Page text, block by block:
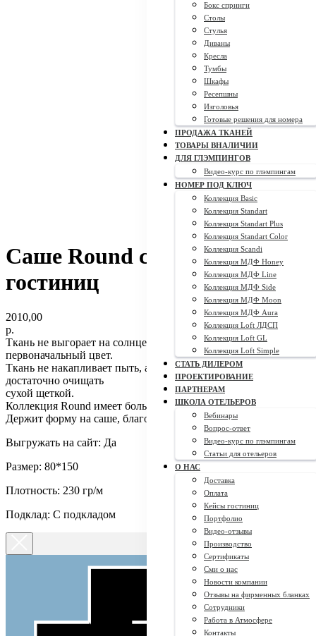
Бокс спринги
Столы
Стулья
Диваны
Кресла
Тумбы
Шкафы
Ресепшны
Изголовья
Готовые решения для номера
ПРОДАЖА ТКАНЕЙ
ТОВАРЫ ВНАЛИЧИИ
ДЛЯ ГЛЭМПИНГОВ
Видео-курс по глэмпингам
НОМЕР ПОД КЛЮЧ
Коллекция Basic
Коллекция Standart
Коллекция Standart Plus
Коллекция Standart Color
Коллекция Scandi
Коллекция МДФ Honey
Коллекция МДФ Line
Коллекция МДФ Side
Коллекция МДФ Moon
Коллекция МДФ Aura
Коллекция Loft ЛДСП
Коллекция Loft GL
Коллекция Loft Simple
СТАТЬ ДИЛЕРОМ
ПРОЕКТИРОВАНИЕ
ПАРТНЕРАМ
ШКОЛА ОТЕЛЬЕРОВ
Вебинары
Вопрос-ответ
Видео-курс по глэмпингам
Статьи для отельеров
О НАС
Доставка
Оплата
Кейсы гостиниц
Портфолио
Видео-отзывы
Производство
Сертификаты
Сми о нас
Новости компании
Отзывы на фирменных бланках
Сотрудники
Работа в Атмосфере
Контакты
Саше Round с подкладом для
гостиниц
2010,00
р.
Ткань не выгорает на солнце, а значит дольше сохранит свой
первоначальный цвет.
Ткань не накапливает пыть, а значит за ней легко ухаживать,
достаточно очищать
сухой щеткой.
Коллекция Round имеет большой выборцветов: 14 шт.
Держит форму на саше, благодаря подкладу.
Выгружать на сайт: Да
Размер: 80*150
Плотность: 230 гр/м
Подклад: С подкладом